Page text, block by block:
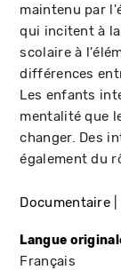
maintenu par
qui incitent à
scolaire à
différences
Les enfants
mentalité que
changer. Des
également du
Documentaire
Langue
Français